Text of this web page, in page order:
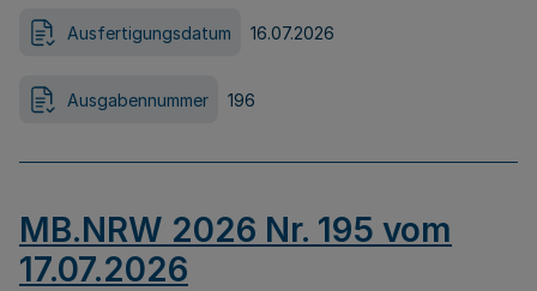
Ausfertigungsdatum 16.07.2026
Ausgabennummer 196
MB.NRW 2026 Nr. 195 vom
17.07.2026